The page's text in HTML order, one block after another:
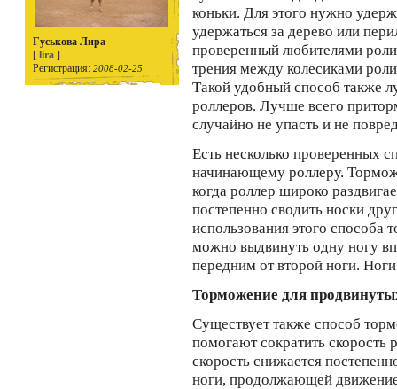
Гуськова Лира
[ lira ]
Регистрация: 2008-02-25
коньки. Для этого нужно
удержаться за дерево или
проверенный любителями
трения между колесиками
Такой удобный способ также
роллеров. Лучше всего
случайно не упасть и не
Есть несколько проверенных
начинающему роллеру.
когда роллер широко
постепенно сводить носки
использования этого
можно выдвинуть одну ногу
передним от второй ноги.
Торможение для
Существует также способ
помогают сократить
скорость снижается
ноги, продолжающей